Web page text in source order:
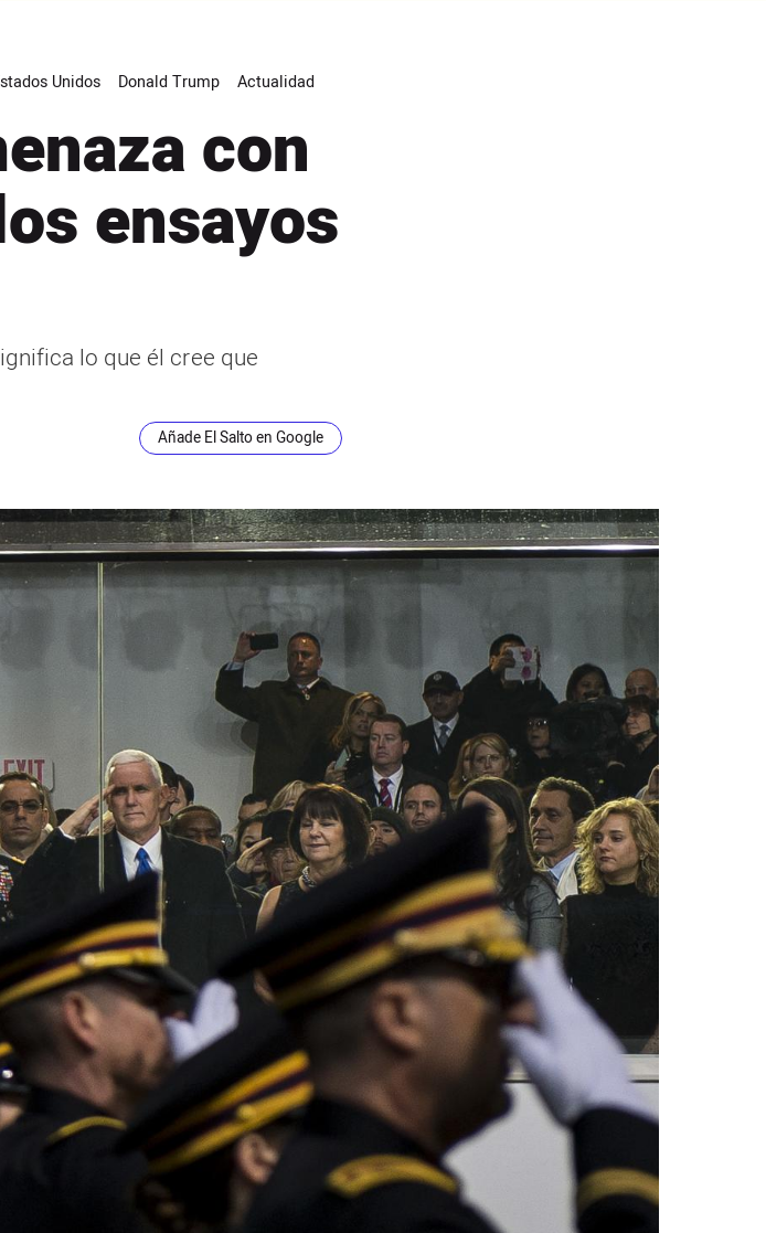
Unidos Donald Trump Actualidad
con
ensayos
lo que él cree que
Añade El Salto en Google